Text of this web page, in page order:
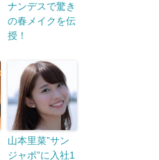
ナンデスで驚き
の春メイクを伝
授！
山本里菜”サン
ジャポ”に入社1